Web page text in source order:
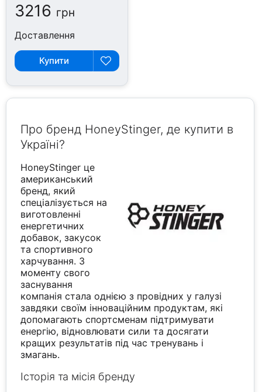
3216 грн
Доставлення
Купити
Про бренд HoneyStinger, де купити в
Україні?
HoneyStinger це
американський
бренд, який
спеціалізується на
виготовленні
енергетичних
добавок, закусок
та спортивного
харчування. З
моменту свого
заснування
компанія стала однією з провідних у галузі
завдяки своїм інноваційним продуктам, які
допомагають спортсменам підтримувати
енергію, відновлювати сили та досягати
кращих результатів під час тренувань і
змагань.
Історія та місія бренду